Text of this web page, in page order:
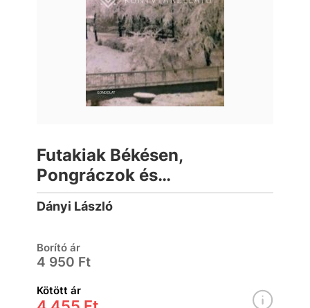
Futakiak Békésen,
Pongráczok és
Zlehovszkyak Békéscsabán
Dányi László
Borító ár
4 950 Ft
Kötött ár